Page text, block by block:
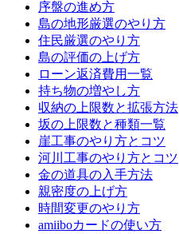
序盤の進め方
島の地形厳選のやり方
住民厳選のやり方
島の評価の上げ方
ローン返済費用一覧
持ち物の増やし方
収納の上限数と拡張方法
坂の上限数と種類一覧
崖工事のやり方とコツ
河川工事のやり方とコツ
金の道具の入手方法
親密度の上げ方
時間変更のやり方
amiiboカードの使い方